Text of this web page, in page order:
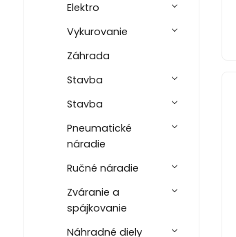
Elektro
Vykurovanie
Záhrada
Stavba
Stavba
Pneumatické
náradie
Ručné náradie
Zváranie a
spájkovanie
Náhradné diely